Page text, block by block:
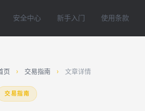
安全中心 新手入门 使用条款
页 › 交易指南 › 文章详情
交易指南